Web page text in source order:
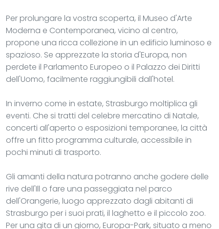
Per prolungare la vostra scoperta, il Museo d'Arte
Moderna e Contemporanea, vicino al centro,
propone una ricca collezione in un edificio luminoso e
spazioso. Se apprezzate la storia d'Europa, non
perdete il Parlamento Europeo o il Palazzo dei Diritti
dell'Uomo, facilmente raggiungibili dall'hotel.
In inverno come in estate, Strasburgo moltiplica gli
eventi. Che si tratti del celebre mercatino di Natale,
concerti all'aperto o esposizioni temporanee, la città
offre un fitto programma culturale, accessibile in
pochi minuti di trasporto.
Gli amanti della natura potranno anche godere delle
rive dell'Ill o fare una passeggiata nel parco
dell'Orangerie, luogo apprezzato dagli abitanti di
Strasburgo per i suoi prati, il laghetto e il piccolo zoo.
Per una gita di un giorno, Europa-Park, situato a meno